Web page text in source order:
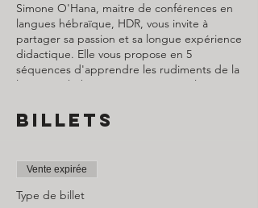
Simone O'Hana, maitre de conférences en
langues hébraïque, HDR, vous invite à
partager sa passion et sa longue expérience
didactique. Elle vous propose en 5
séquences d'apprendre les rudiments de la
langue et hébraïque notamment à lire et
permettre de comprendre les mécanismes
de cette belle langue.
PAF :
Adhérent : 150 ₪ les 5 séquences.
Billets
Vente expirée
Type de billet